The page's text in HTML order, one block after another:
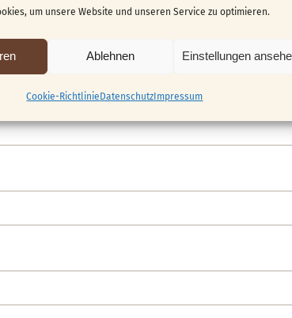
um unsere Website und unseren Service zu optimieren.
Ablehnen Einstellungen
Cookie-RichtlinieDatenschutzImpressum